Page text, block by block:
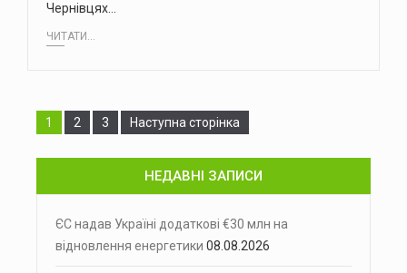
Чернівцях…
ЧИТАТИ...
Сторінка
1 Сторінка
2 Сторінка
3 Наступна сторінка
НЕДАВНІ ЗАПИСИ
ЄС надав Україні додаткові €30 млн на
відновлення енергетики 08.08.2026